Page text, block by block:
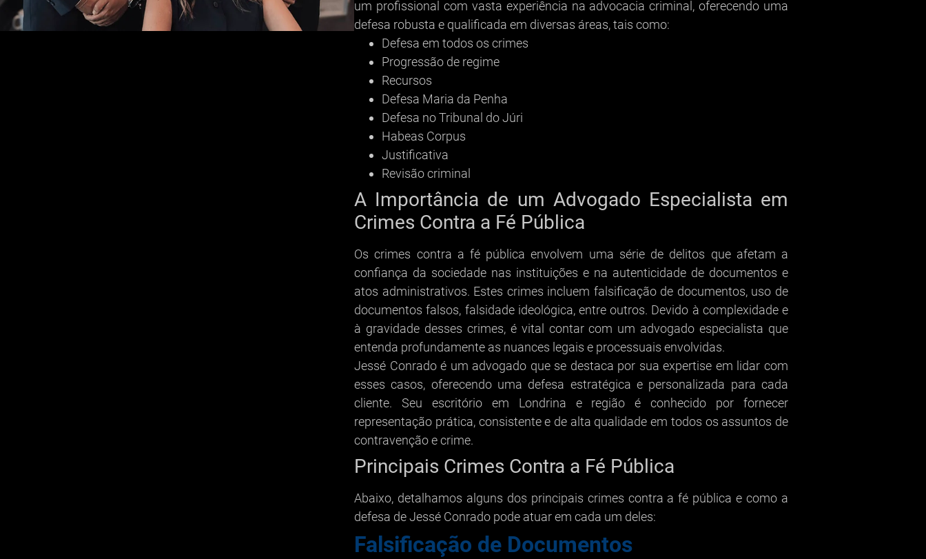
um profissional com vasta experiência na advocacia criminal, oferecendo uma
defesa robusta e qualificada em diversas áreas, tais como:
Defesa em todos os crimes
Progressão de regime
Recursos
Defesa Maria da Penha
Defesa no Tribunal do Júri
Habeas Corpus
Justificativa
Revisão criminal
A Importância de um Advogado Especialista em
Crimes Contra a Fé Pública
Os crimes contra a fé pública envolvem uma série de delitos que afetam a
confiança da sociedade nas instituições e na autenticidade de documentos e
atos administrativos. Estes crimes incluem falsificação de documentos, uso de
documentos falsos, falsidade ideológica, entre outros. Devido à complexidade e
à gravidade desses crimes, é vital contar com um advogado especialista que
entenda profundamente as nuances legais e processuais envolvidas.
Jessé Conrado é um advogado que se destaca por sua expertise em lidar com
esses casos, oferecendo uma defesa estratégica e personalizada para cada
cliente. Seu escritório em Londrina e região é conhecido por fornecer
representação prática, consistente e de alta qualidade em todos os assuntos de
contravenção e crime.
Principais Crimes Contra a Fé Pública
Abaixo, detalhamos alguns dos principais crimes contra a fé pública e como a
defesa de Jessé Conrado pode atuar em cada um deles:
Falsificação de Documentos